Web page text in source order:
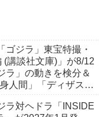
ゴジラ」東宝特撮・
(講談社文庫)」が8/12
ラ」の動きを検分＆
人間」「ディザスタ
ラ対ヘドラ「INSIDE